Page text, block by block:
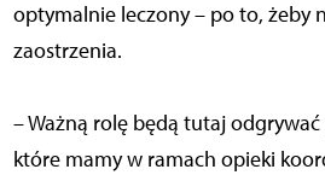
optymalnie leczony – po to, żeby
zaostrzenia.
– Ważną rolę będą tutaj
które mamy w ramach opieki